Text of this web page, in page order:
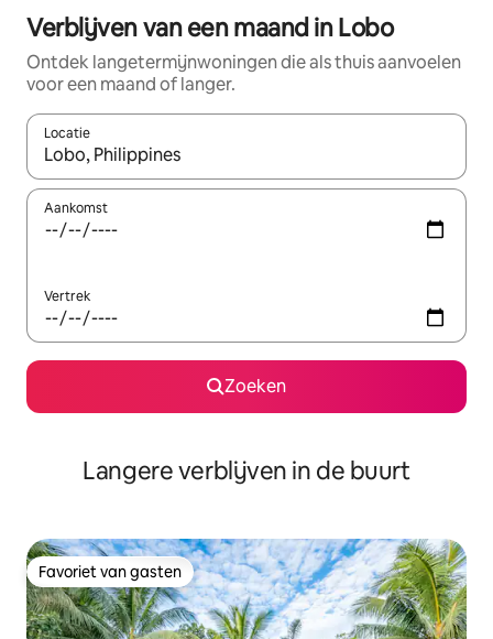
Verblijven van een maand in Lobo
Ontdek langetermijnwoningen die als thuis aanvoelen
voor een maand of langer.
Locatie
Wanneer er resultaten beschikbaar zijn, maak je een keuze
Aankomst
Vertrek
Zoeken
Langere verblijven in de buurt
Favoriet van gasten
Favoriet van gasten